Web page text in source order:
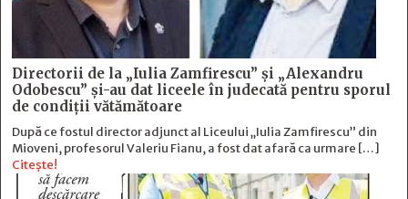
Directorii de la „Iulia Zamfirescu” și „Alexandru
Odobescu” și-au dat liceele în judecată pentru sporul
de condiții vătămătoare
După ce fostul director adjunct al Liceului „Iulia Zamfirescu” din
Mioveni, profesorul Valeriu Fianu, a fost dat afară ca urmare […]
Citește!